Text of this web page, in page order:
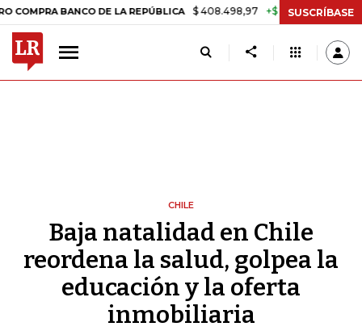
BANCO DE LA REPÚBLICA $ 408.498,97 +$ 8.753,81 +2,19% TASA
SUSCRÍBASE
CHILE
Baja natalidad en Chile
reordena la salud, golpea la
educación y la oferta
inmobiliaria